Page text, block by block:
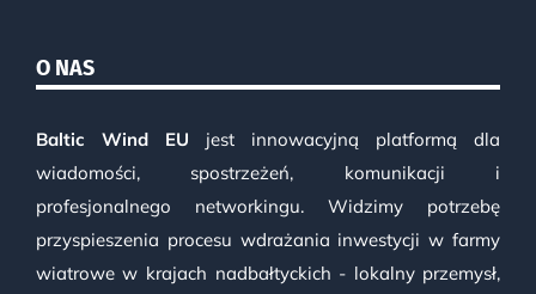
O NAS
Baltic Wind EU jest innowacyjną platformą dla
wiadomości, spostrzeżeń, komunikacji i
profesjonalnego networkingu. Widzimy potrzebę
przyspieszenia procesu wdrażania inwestycji w farmy
wiatrowe w krajach nadbałtyckich - lokalny przemysł,